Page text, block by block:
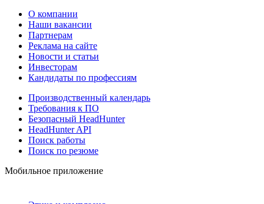
О компании
Наши вакансии
Партнерам
Реклама на сайте
Новости и статьи
Инвесторам
Кандидаты по профессиям
Производственный календарь
Требования к ПО
Безопасный HeadHunter
HeadHunter API
Поиск работы
Поиск по резюме
Мобильное приложение